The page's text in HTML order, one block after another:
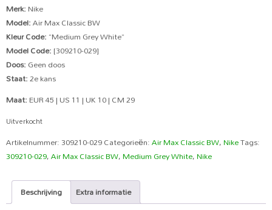
Merk:Nike
Model:Air Max Classic BW
Kleur Code:“Medium Grey White”
Model Code:[309210-029]
Doos:Geen doos
Staat:2e kans
Maat:EUR 45 | US 11 | UK 10 | CM 29
Uitverkocht
Artikelnummer:309210-029Categorieën:Air Max Classic BW,NikeTags:
309210-029,Air Max Classic BW,Medium Grey White,Nike
Beschrijving Extra informatie